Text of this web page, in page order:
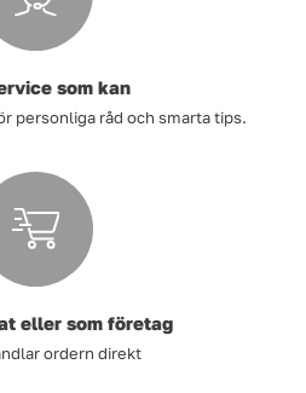
som kan
personliga råd och smarta tips.
eller som företag
ordern direkt